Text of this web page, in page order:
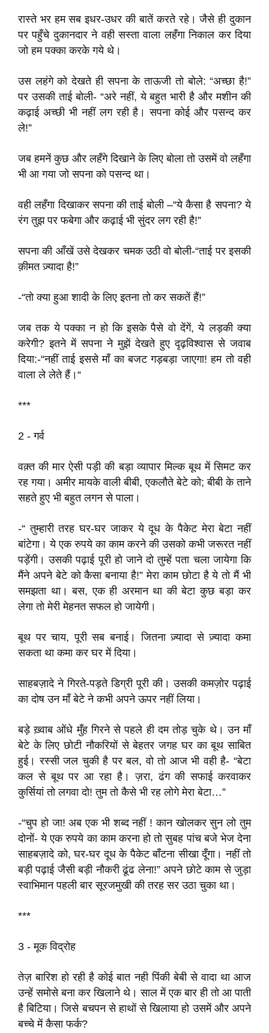
रास्ते भर हम सब इधर-उधर की बातें करते रहे। जैसे ही दुकान
पर पहुँचे दुकानदार ने वही सस्ता वाला लहँगा निकाल कर दिया
जो हम पक्का करके गये थे।
उस लहंगे को देखते ही सपना के ताऊजी तो बोले: “अच्छा है!”
पर उसकी ताई बोली- “अरे नहीं, ये बहुत भारी है और मशीन की
कढ़ाई अच्छी भी नहीं लग रही है। सपना कोई और पसन्द कर
ले!”
जब हमनें कुछ और लहँगे दिखाने के लिए बोला तो उसमें वो लहँगा
भी आ गया जो सपना को पसन्द था।
वही लहँगा दिखाकर सपना की ताई बोली –“ये कैसा है सपना? ये
रंग तुझ पर फबेगा और कढ़ाई भी सुंदर लग रही है!”
सपना की आँखें उसे देखकर चमक उठी वो बोली-“ताई पर इसकी
क़ीमत ज़्यादा है!”
-“तो क्या हुआ शादी के लिए इतना तो कर सकतें हैं!”
जब तक ये पक्का न हो कि इसके पैसे वो देंगें, ये लड़की क्या
करेगी? इतने में सपना ने मुझें देखते हुए दृढ़विश्वास से जवाब
दिया:-“नहीं ताई इससे माँ का बजट गड़बड़ा जाएगा! हम तो वही
वाला ले लेते हैं।“
***
2 - गर्व
वक़्त की मार ऐसी पड़ी की बड़ा व्यापार मिल्क बूथ में सिमट कर
रह गया। अमीर मायके वाली बीबी, एकलौते बेटे को; बीबी के ताने
सहते हुए भी बहुत लगन से पाला।
-“ तुम्हारी तरह घर-घर जाकर ये दूध के पैकेट मेरा बेटा नहीं
बांटेगा। ये एक रुपये का काम करने की उसको कभी जरूरत नहीं
पड़ेंगी। उसकी पढ़ाई पूरी हो जाने दो तुम्हें पता चला जायेगा कि
मैंने अपने बेटे को कैसा बनाया है!” मेरा काम छोटा है ये तो मैं भी
समझता था। बस, एक ही अरमान था की बेटा कुछ बड़ा कर
लेगा तो मेरी मेहनत सफल हो जायेगी।
बूथ पर चाय, पूरी सब बनाई। जितना ज़्यादा से ज़्यादा कमा
सकता था कमा कर घर में दिया।
साहबज़ादे ने गिरते-पड़ते डिग्री पूरी की। उसकी कमज़ोर पढ़ाई
का दोष उन माँ बेटे ने कभी अपने ऊपर नहीं लिया।
बड़े ख़्वाब ओंधे मुँह गिरने से पहले ही दम तोड़ चुके थे। उन माँ
बेटे के लिए छोटी नौकरियों से बेहतर जगह घर का बूथ साबित
हुई। रस्सी जल चुकी है पर बल, वो तो आज भी वही है- “बेटा
कल से बूथ पर आ रहा है। ज़रा, ढंग की सफाई करवाकर
कुर्सियां तो लगवा दो! तुम तो कैसे भी रह लोगे मेरा बेटा…”
-“चुप हो जा! अब एक भी शब्द नहीं ! कान खोलकर सुन लो तुम
दोनों- ये एक रुपये का काम करना हो तो सुबह पांच बजे भेज देना
साहबज़ादे को, घर-घर दूध के पैकेट बाँटना सीखा दूँगा। नहीं तो
बड़ी पढ़ाई जैसी बड़ी नौकरी ढूंढ लेना!” अपने छोटे काम से जुड़ा
स्वाभिमान पहली बार सूरजमुखी की तरह सर उठा चुका था।
***
3 -मूक विद्रोह
तेज़ बारिश हो रही है कोई बात नही पिंकी बेबी से वादा था आज
उन्हें समोसे बना कर खिलाने थे। साल में एक बार ही तो आ पाती
है बिटिया। जिसे बचपन से हाथों से खिलाया हो उसमें और अपने
बच्चे में कैसा फर्क?